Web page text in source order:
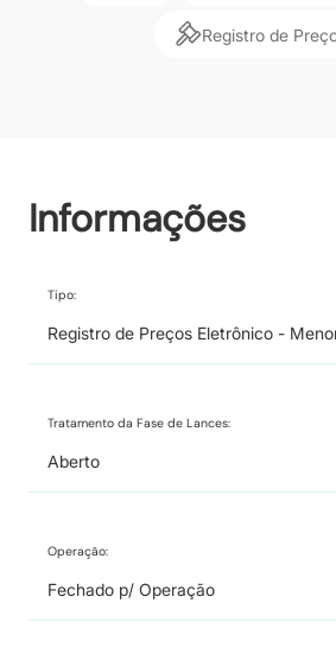
Registro de
Informações
Tipo:
Registro de Preços Eletrônico -
Tratamento da Fase de Lances:
Aberto
Operação:
Fechado p/ Operação